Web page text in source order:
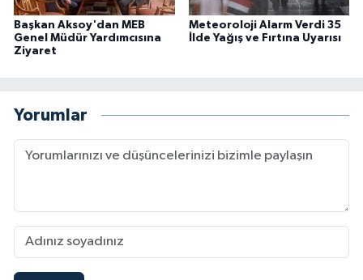
Başkan Aksoy'dan MEB
Genel Müdür Yardımcısına
Ziyaret
Meteoroloji Alarm Verdi 35
İlde Yağış ve Fırtına Uyarısı
Yorumlar